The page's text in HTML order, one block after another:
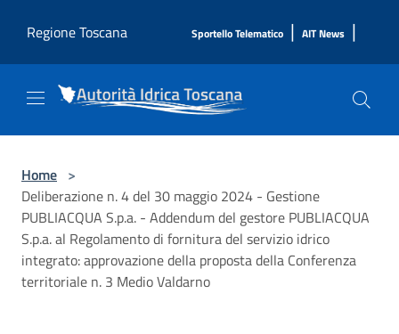
Regione Toscana
Sportello Telematico | AIT News |
Home >
Deliberazione n. 4 del 30 maggio 2024 - Gestione
PUBLIACQUA S.p.a. - Addendum del gestore PUBLIACQUA
S.p.a. al Regolamento di fornitura del servizio idrico
integrato: approvazione della proposta della Conferenza
territoriale n. 3 Medio Valdarno